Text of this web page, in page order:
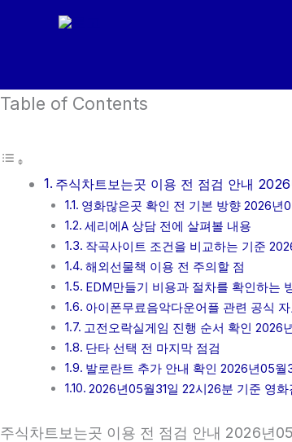
건
뛰
Table of Contents
주식차트보는곳 이용 전 점검 안내
영화많은곳 확인 전 기본 방향 2026년
세리에A 상담 전에 살펴볼 내용
작곡사이트 조건을 비교하는 기준
해외선물책 이용 전 주의할 점
EDM만들기 비용과 절차를 확인하는
아이폰무료음악다운어플 관련 공식
고전오락실게임 진행 순서 확인 2026
단타 선택 전 마지막 점검
발로란트 추가 안내 확인 2026년05월
2026년05월31일 22시26분 기준 영
주식차트보는곳 이용 전 점검 안내 2026년